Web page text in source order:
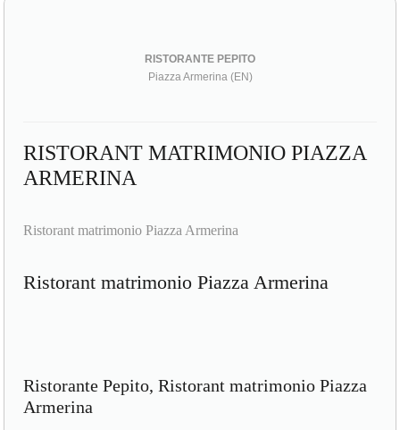
RISTORANTE PEPITO
Piazza Armerina (EN)
RISTORANT MATRIMONIO PIAZZA
ARMERINA
Ristorant matrimonio Piazza Armerina
Ristorant matrimonio Piazza Armerina
Ristorante Pepito, Ristorant matrimonio Piazza
Armerina